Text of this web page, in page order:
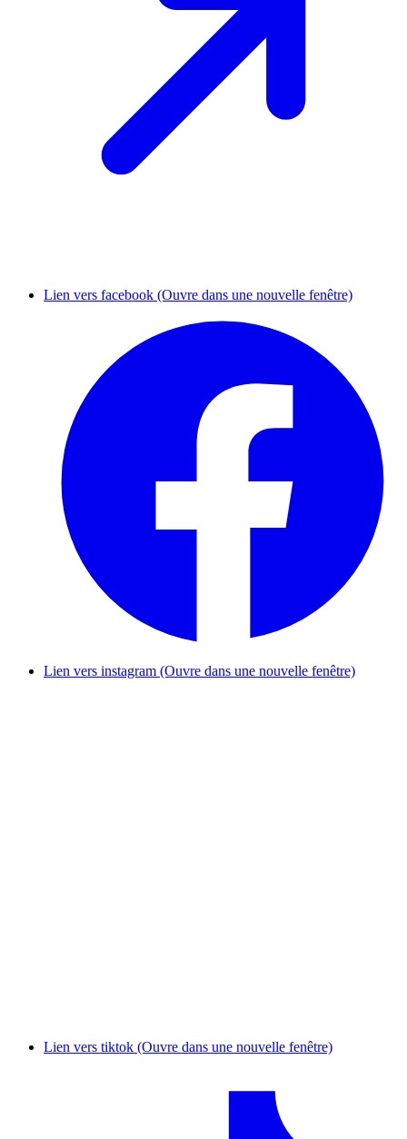
Lien vers facebook (Ouvre dans une nouvelle fenêtre)
Lien vers instagram (Ouvre dans une nouvelle fenêtre)
Lien vers tiktok (Ouvre dans une nouvelle fenêtre)